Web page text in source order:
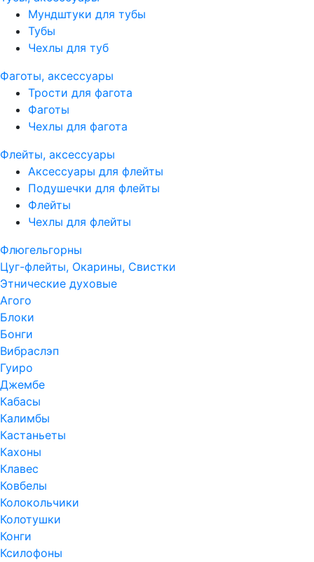
Мундштуки для тубы
Тубы
Чехлы для туб
Фаготы, аксессуары
Трости для фагота
Фаготы
Чехлы для фагота
Флейты, аксессуары
Аксессуары для флейты
Подушечки для флейты
Флейты
Чехлы для флейты
Флюгельгорны
Цуг-флейты, Окарины, Свистки
Этнические духовые
Агого
Блоки
Бонги
Вибраслэп
Гуиро
Джембе
Кабасы
Калимбы
Кастаньеты
Кахоны
Клавес
Ковбелы
Колокольчики
Колотушки
Конги
Ксилофоны